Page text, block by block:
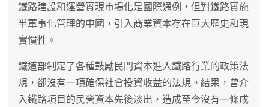
鐵路建設和運營實現市場化是國際通例，但對鐵路實施
半軍事化管理的中國，引入商業資本存在巨大歷史和現
實慣性。
鐵道部制定了各種鼓勵民間資本進入鐵路行業的政策法
規，卻沒有一項確保社會投資收益的法規。結果，曾介
入鐵路項目的民營資本先後淡出，造成至今沒有一條成